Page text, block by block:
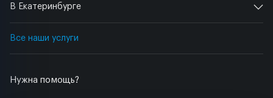
Нужна помощь?
В Екатеринбурге
Все наши услуги